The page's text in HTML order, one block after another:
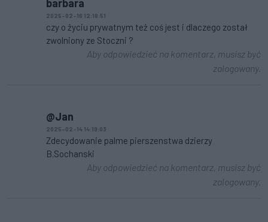
barbara
2025-02-16 12:18:51
czy o życiu prywatnym też coś jest i dlaczego został
zwolniony ze Stoczni ?
Aby odpowiedzieć na komentarz, musisz być
zalogowany.
@Jan
2025-02-14 14:19:03
Zdecydowanie palme pierszenstwa dzierzy
B.Sochanski
Aby odpowiedzieć na komentarz, musisz być
zalogowany.